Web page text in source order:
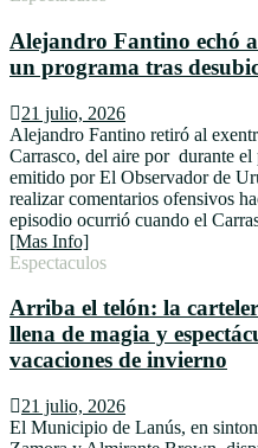
Alejandro Fantino echó
un programa tras
21 julio, 2026
Alejandro Fantino retiró al
Carrasco, del aire por durante
emitido por El Observador de
realizar comentarios ofensivos
episodio ocurrió cuando el
[Mas Info]
Espectaculos
Arriba el telón: la
llena de magia y
vacaciones de invierno
21 julio, 2026
El Municipio de Lanús, en